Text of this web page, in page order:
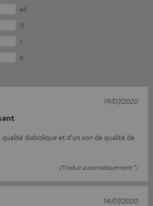
60
17
1
0
qualité diabolique et d'un son de qualité de
(Traduit automatiquement *)
19/07/2020
14/07/2020